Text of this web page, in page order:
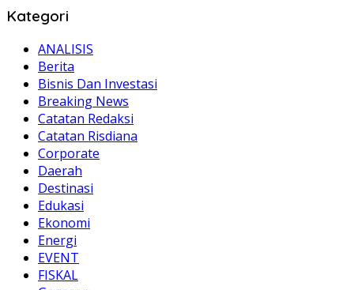
Kategori
ANALISIS
Berita
Bisnis Dan Investasi
Breaking News
Catatan Redaksi
Catatan Risdiana
Corporate
Daerah
Destinasi
Edukasi
Ekonomi
Energi
EVENT
FISKAL